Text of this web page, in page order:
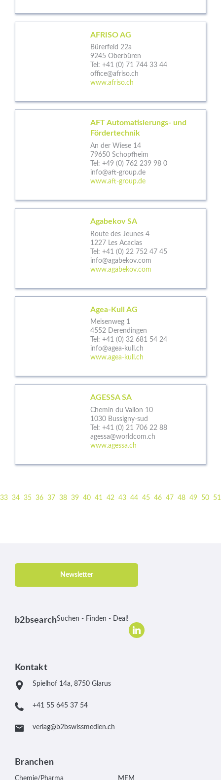
AFRISO AG
Bürerfeld 22a
9245 Oberbüren
Tel: +41 (0) 71 744 33 44
office@afriso.ch
www.afriso.ch
AFT Automatisierungs- und
Fördertechnik
An der Wiese 14
79650 Schopfheim
Tel: +49 (0) 762 239 98 0
info@aft-group.de
www.aft-group.de
Agabekov SA
Route des Jeunes 4
1227 Les Acacias
Tel: +41 (0) 22 752 47 45
info@agabekov.com
www.agabekov.com
Agea-Kull AG
Meisenweg 1
4552 Derendingen
Tel: +41 (0) 32 681 54 24
info@agea-kull.ch
www.agea-kull.ch
AGESSA SA
Chemin du Vallon 10
1030 Bussigny-sud
Tel: +41 (0) 21 706 22 88
agessa@worldcom.ch
www.agessa.ch
33 34 35 36 37 38 39 40 41 42 43 44 45 46 47 48 49 50 51
Newsletter
b2bsearchSuchen - Finden - Deal!
Kontakt
Spielhof 14a, 8750 Glarus
+41 55 645 37 54
verlag@b2bswissmedien.ch
Branchen
Chemie/Pharma MEM